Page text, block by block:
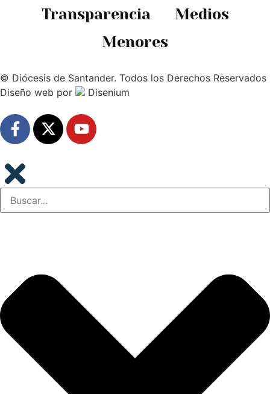
Transparencia
Medios
Menores
© Diócesis de Santander. Todos los Derechos Reservados
Diseño web por Disenium